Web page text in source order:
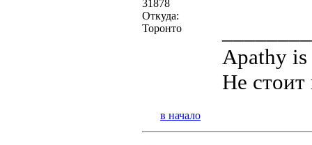
31878
Откуда:
Торонто
Apathy
Не стоит
в начало